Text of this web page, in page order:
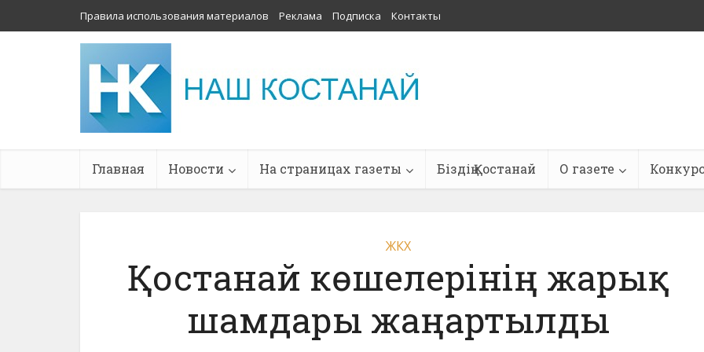
Правила использования материалов Реклама Подписка Контакты
Главная Новости На страницах газеты Біздің Қостанай О газете
ЖКХ
Қостанай көшелерінің жарық
шамдары жаңартылды